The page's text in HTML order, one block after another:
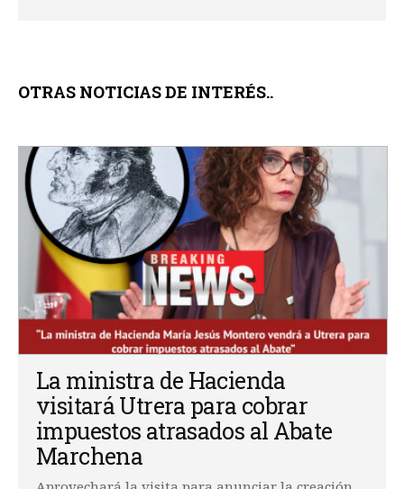
OTRAS NOTICIAS DE INTERÉS..
La ministra de Hacienda
visitará Utrera para cobrar
impuestos atrasados al Abate
Marchena